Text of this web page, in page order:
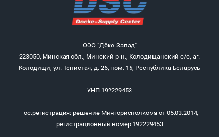
ООО "Дёке-Запад"
223050, Минская обл., Минский р-н., Колодищанский с/с, аг.
Колодищи, ул. Тенистая, д. 26, пом. 15, Республика Беларусь
УНП 192229453
Гос.регистрация: решение Мингорисполкома от 05.03.2014,
регистрационный номер 192229453